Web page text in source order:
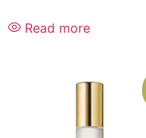
Read more